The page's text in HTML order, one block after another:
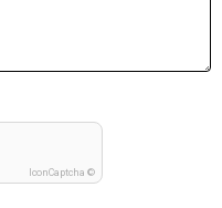
IconCaptcha ©